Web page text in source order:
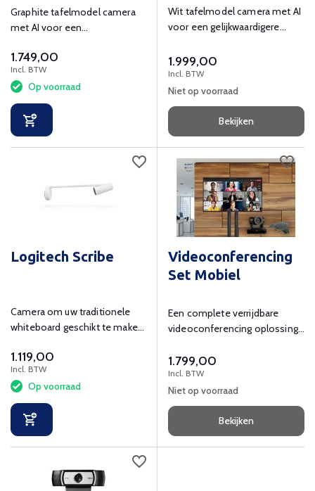
Graphite tafelmodel camera
met AI voor een
videovergaderervaring
1.749,00
Incl. BTW
Op voorraad
Wit tafelmodel camera met AI
voor een gelijkwaardigere
1.999,00
Incl. BTW
Niet op voorraad
Bekijken
Logitech Scribe
Camera om uw traditionele
whiteboard geschikt te maken
1.119,00
Incl. BTW
Op voorraad
Videoconferencing
Set Mobiel
Een complete verrijdbare
videoconferencing oplossing
1.799,00
Incl. BTW
Niet op voorraad
Bekijken